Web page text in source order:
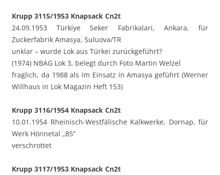
Krupp 3115/1953 Knapsack Cn2t
24.09.1953 Türkiye Seker Fabrikalari, Ankara, für
Zuckerfabrik Amasya, Suluova/TR
unklar – wurde Lok aus Türkei zurückgeführt?
(1974) NBAG Lok 3, belegt durch Foto Martin Welzel
fraglich, da 1988 als im Einsatz in Amasya geführt (Werner
Willhaus in Lok Magazin Heft 153)
Krupp 3116/1954 Knapsack Cn2t
10.01.1954 Rheinisch-Westfälische Kalkwerke, Dornap, für
Werk Hönnetal „85“
verschrottet
Krupp 3117/1953 Knapsack Cn2t